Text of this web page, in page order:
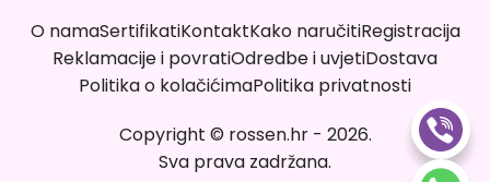
O namaSertifikatiKontaktKako naručitiRegistracija
Reklamacije i povratiOdredbe i uvjetiDostava
Politika o kolačićimaPolitika privatnosti
Copyright © rossen.hr- 2026.
Sva prava zadržana.